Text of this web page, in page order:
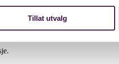
Tillat utvalg